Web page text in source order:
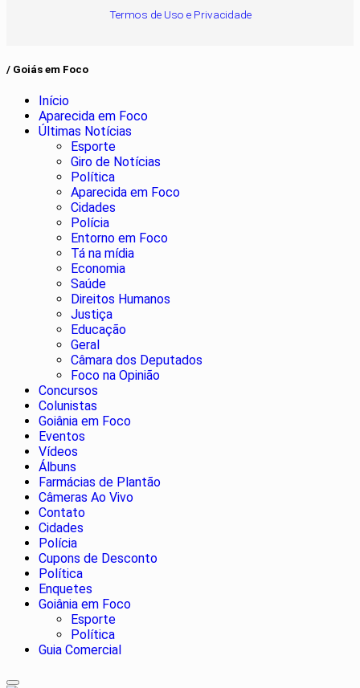
Termos de Uso e Privacidade
/ Goiás em Foco
Início
Aparecida em Foco
Últimas Notícias
Esporte
Giro de Notícias
Política
Aparecida em Foco
Cidades
Polícia
Entorno em Foco
Tá na mídia
Economia
Saúde
Direitos Humanos
Justiça
Educação
Geral
Câmara dos Deputados
Foco na Opinião
Concursos
Colunistas
Goiânia em Foco
Eventos
Vídeos
Álbuns
Farmácias de Plantão
Câmeras Ao Vivo
Contato
Cidades
Polícia
Cupons de Desconto
Política
Enquetes
Goiânia em Foco
Esporte
Política
Guia Comercial